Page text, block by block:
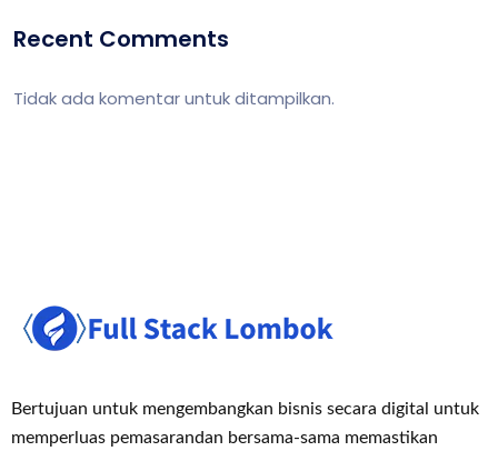
Recent Comments
Tidak ada komentar untuk ditampilkan.
Bertujuan untuk mengembangkan bisnis secara digital untuk
memperluas pemasarandan bersama-sama memastikan